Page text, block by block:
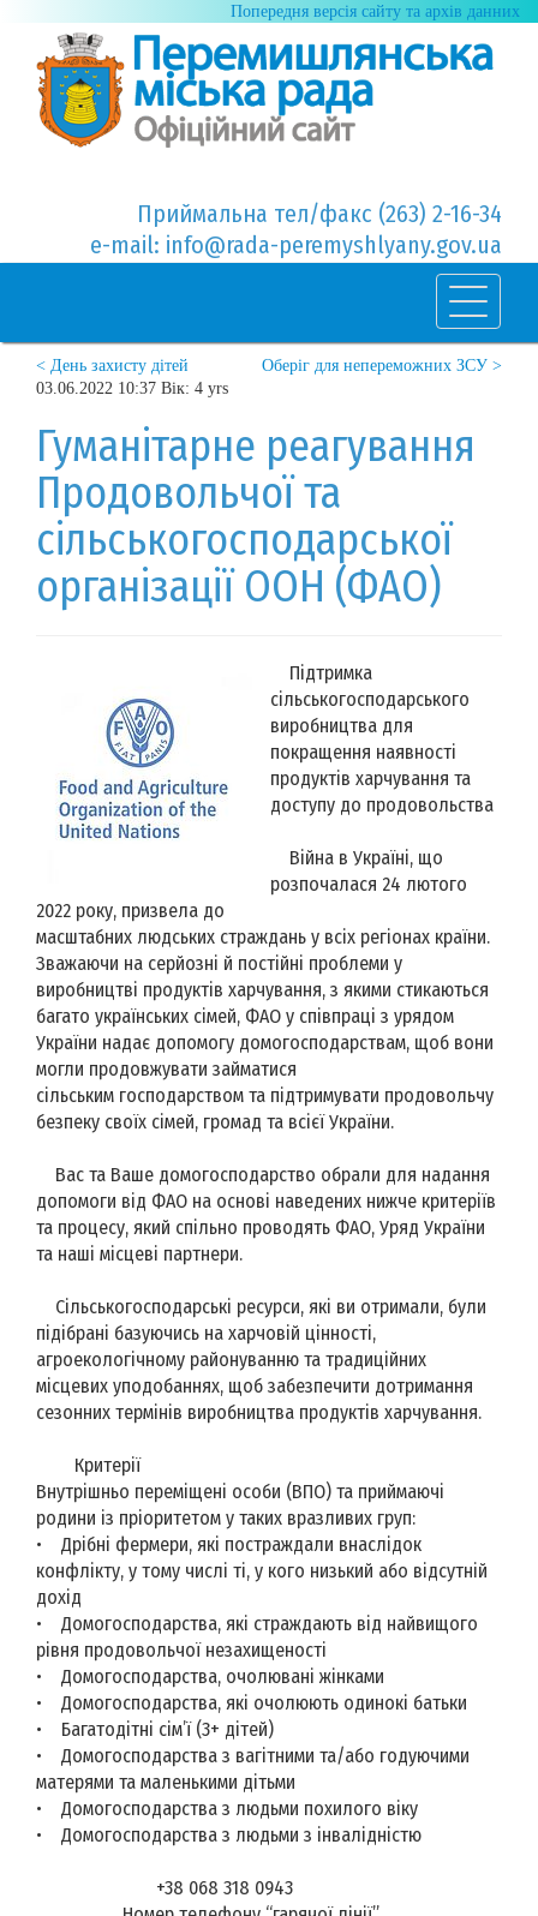
Попередня версія сайту та архів данних
Приймальна тел/факс (263) 2-16-34
e-mail: info@rada-peremyshlyany.gov.ua
Оберіг для непереможних ЗСУ >
< День захисту дітей
03.06.2022 10:37 Вік: 4 yrs
Гуманітарне реагування
Продовольчої та
сільськогосподарської
організації ООН (ФАО)
Підтримка
сільськогосподарського
виробництва для
покращення наявності
продуктів харчування та
доступу до продовольства
Війна в Україні, що
розпочалася 24 лютого
2022 року, призвела до
масштабних людських страждань у всіх регіонах країни.
Зважаючи на серйозні й постійні проблеми у
виробництві продуктів харчування, з якими стикаються
багато українських сімей, ФАО у співпраці з урядом
України надає допомогу домогосподарствам, щоб вони
могли продовжувати займатися
сільським господарством та підтримувати продовольчу
безпеку своїх сімей, громад та всієї України.
Вас та Ваше домогосподарство обрали для надання
допомоги від ФАО на основі наведених нижче критеріїв
та процесу, який спільно проводять ФАО, Уряд України
та наші місцеві партнери.
Сільськогосподарські ресурси, які ви отримали, були
підібрані базуючись на харчовій цінності,
агроекологічному районуванню та традиційних
місцевих уподобаннях, щоб забезпечити дотримання
сезонних термінів виробництва продуктів харчування.
Критерії
Внутрішньо переміщені особи (ВПО) та приймаючі
родини із пріоритетом у таких вразливих груп:
• Дрібні фермери, які постраждали внаслідок
конфлікту, у тому числі ті, у кого низький або відсутній
дохід
• Домогосподарства, які страждають від найвищого
рівня продовольчої незахищеності
• Домогосподарства, очолювані жінками
• Домогосподарства, які очолюють одинокі батьки
• Багатодітні сім’ї (3+ дітей)
• Домогосподарства з вагітними та/або годуючими
матерями та маленькими дітьми
• Домогосподарства з людьми похилого віку
• Домогосподарства з людьми з інвалідністю
+38 068 318 0943